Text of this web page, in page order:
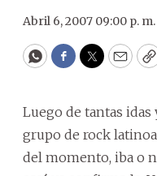
Abril 6, 2007 09:00 p. m.
WhatsApp
Facebook
Twitter
Luego de tantas idas
grupo de rock
del momento, iba o